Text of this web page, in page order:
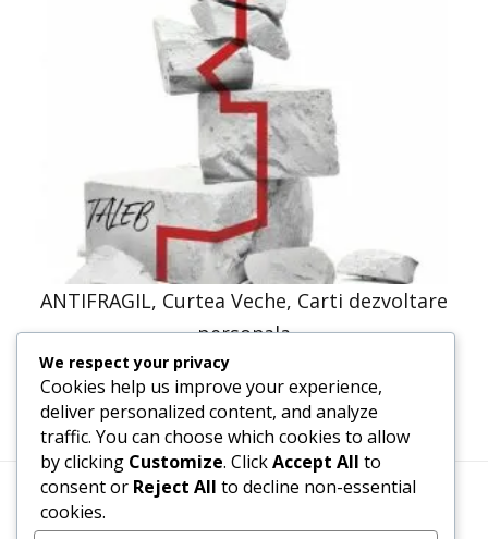
ANTIFRAGIL, Curtea Veche, Carti dezvoltare
personala
68,71lei
Termeni, Condiții & Protecția Datelor (GDPR)
We respect your privacy
Cookies help us improve your experience,
deliver personalized content, and analyze
traffic. You can choose which cookies to allow
by clicking Customize. ClickAccept All to
consent or Reject All to decline non-essential
cookies.